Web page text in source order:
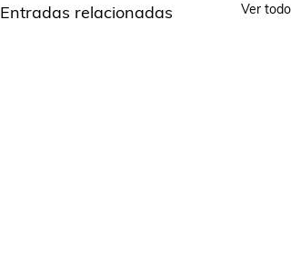
Entradas relacionadas Ver todo